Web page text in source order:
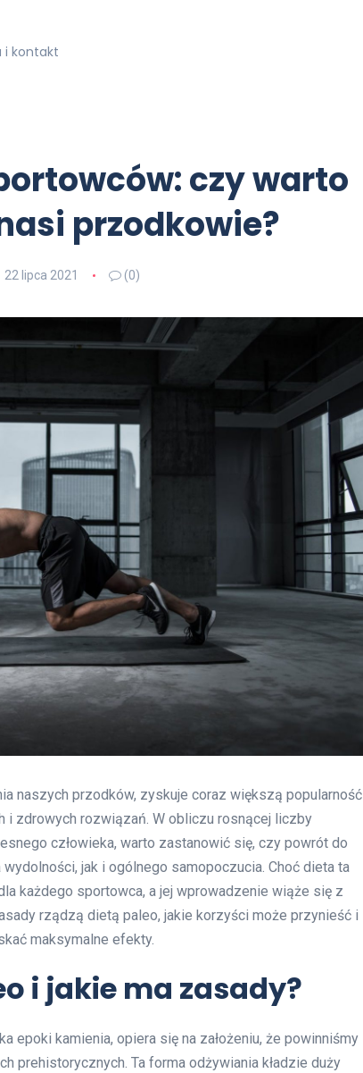
i kontakt
czy warto
przodkowie?
22 lipca 2021 (0)
naszych przodków, zyskuje coraz większą popularność
i zdrowych rozwiązań. W obliczu rosnącej liczby
człowieka, warto zastanowić się, czy powrót do
jak i ogólnego samopoczucia. Choć dieta ta
każdego sportowca, a jej wprowadzenie wiąże się z
rządzą dietą paleo, jakie korzyści może przynieść i
maksymalne efekty.
i jakie ma zasady?
epoki kamienia, opiera się na założeniu, że powinniśmy
prehistorycznych. Ta forma odżywiania kładzie duży